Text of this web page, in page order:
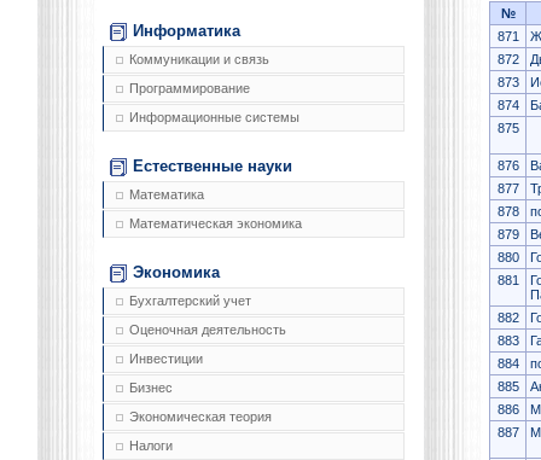
Информатика
Коммуникации и связь
Программирование
Информационные системы
Естественные науки
Математика
Математическая экономика
Экономика
Бухгалтерский учет
Оценочная деятельность
Инвестиции
Бизнес
Экономическая теория
Налоги
№
871
872
873
874
875
876
877
878
879
880
881
882
883
884
885
886
887